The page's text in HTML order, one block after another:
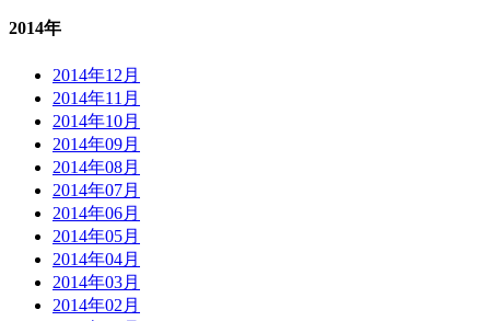
2014年
2014年12月
2014年11月
2014年10月
2014年09月
2014年08月
2014年07月
2014年06月
2014年05月
2014年04月
2014年03月
2014年02月